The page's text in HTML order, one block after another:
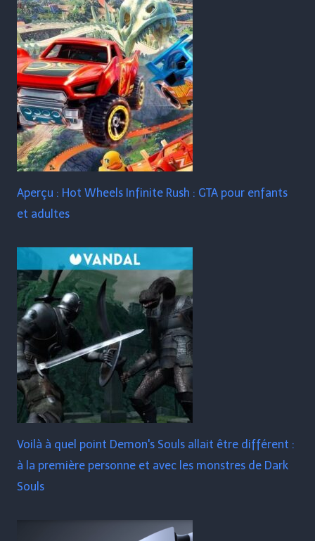
Aperçu : Hot Wheels Infinite Rush : GTA pour enfants
et adultes
Voilà à quel point Demon's Souls allait être différent :
à la première personne et avec les monstres de Dark
Souls